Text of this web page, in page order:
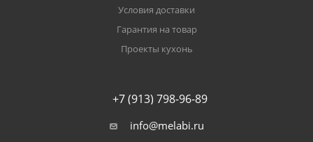
Условия доставки
Гарантия на товар
Проекты кухонь
+7 (913) 798-96-89
info@melabi.ru